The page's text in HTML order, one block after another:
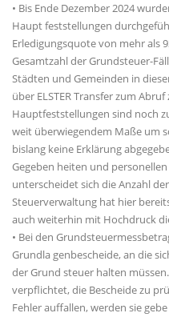
• Bis Ende Dezember 2024
Haupt feststellungen
Erledigungsquote von mehr als
Gesamtzahl der Grundsteuer-
Städten und Gemeinden in
über ELSTER Transfer zum
Hauptfeststellungen sind noch
weit überwiegendem Maße um
bislang keine Erklärung
Gegeben heiten und
unterscheidet sich die Anzahl
Steuerverwaltung hat hier
auch weiterhin mit Hochdruck
• Bei den
Grundla genbescheide, an die
der Grund steuer halten
verpflichtet, die Bescheide zu
Fehler auffallen, werden sie